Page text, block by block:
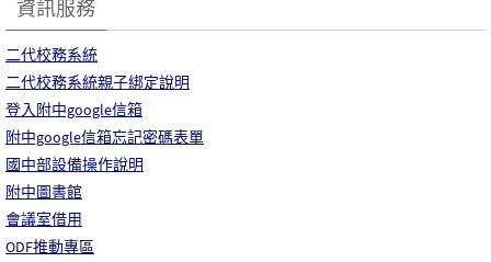
資訊服務
二代校務系統
二代校務系統親子綁定說明
登入附中google信箱
附中google信箱忘記密碼表單
國中部設備操作說明
附中圖書館
會議室借用
ODF推動專區